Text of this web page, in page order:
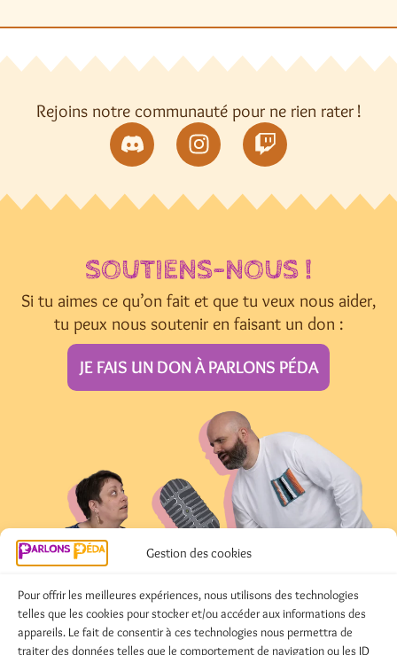
Gestion des cookies
Pour offrir les meilleures expériences, nous utilisons des technologies
telles que les cookies pour stocker et/ou accéder aux informations des
appareils. Le fait de consentir à ces technologies nous permettra de
traiter des données telles que le comportement de navigation ou les ID
Rejoins notre communauté pour ne rien rater !
SOUTIENS-NOUS !
Si tu aimes ce qu’on fait et que tu veux nous aider,
tu peux nous soutenir en faisant un don :
JE FAIS UN DON À PARLONS PÉDA